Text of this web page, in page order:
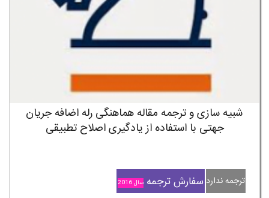
شبیه سازی و ترجمه مقاله هماهنگی رله اضافه جریان
جهتی با استفاده از یادگیری اصلاح تطبیقی
ترجمه ندارد سفارش ترجمه سال 2016